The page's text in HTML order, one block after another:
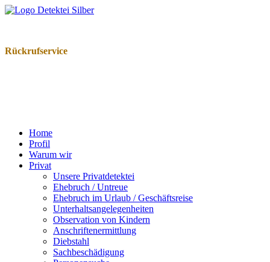
Rückrufservice
Home
Pro­fil
War­um wir
Pri­vat
Unse­re Pri­vat­de­tek­tei
Ehe­bruch / Untreue
Ehe­bruch im Urlaub / Geschäfts­rei­se
Unter­halts­an­ge­le­gen­hei­ten
Obser­va­ti­on von Kin­dern
Anschrif­ten­er­mitt­lung
Dieb­stahl
Sach­be­schä­di­gung